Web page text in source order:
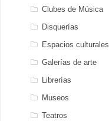
Clubes de Música
Disquerías
Espacios culturales
Galerías de arte
Librerías
Museos
Teatros